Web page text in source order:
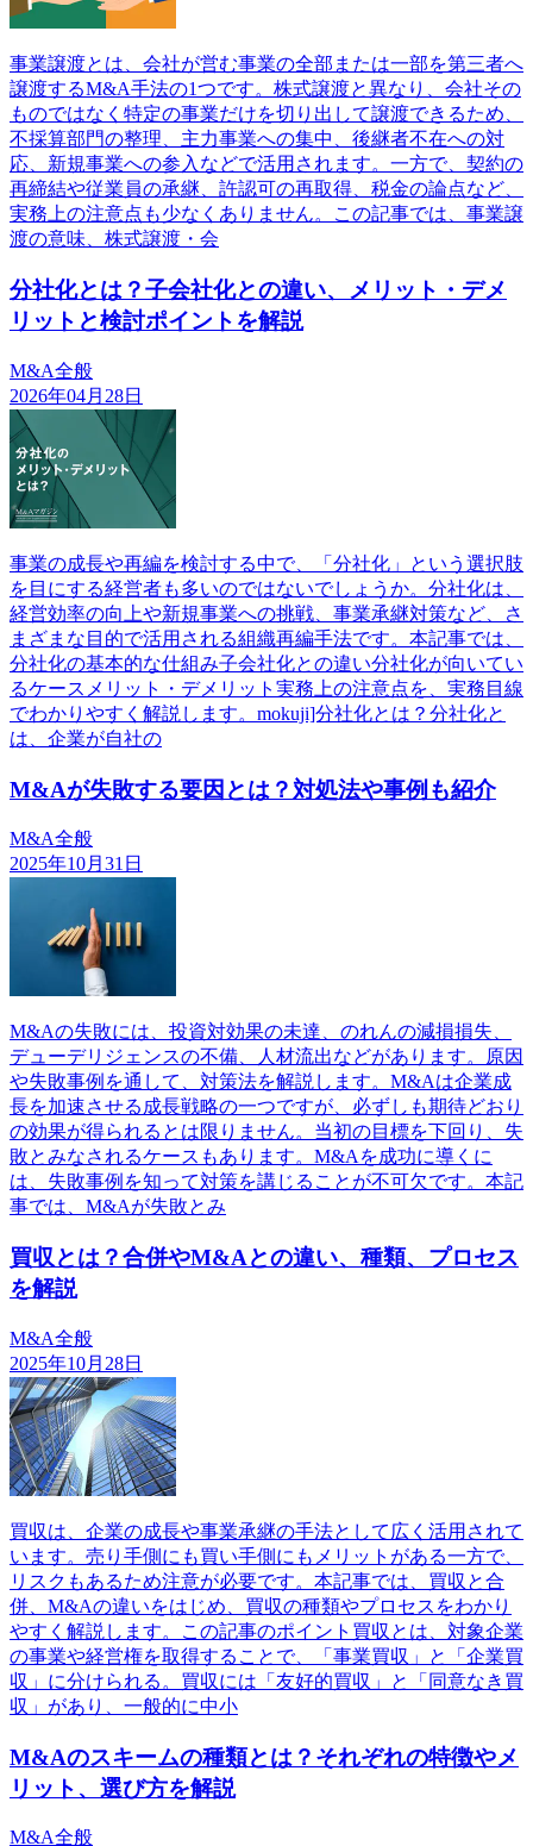
事業譲渡とは、会社が営む事業の全部または一部を第三者へ
譲渡するM&A手法の1つです。株式譲渡と異なり、会社その
ものではなく特定の事業だけを切り出して譲渡できるため、
不採算部門の整理、主力事業への集中、後継者不在への対
応、新規事業への参入などで活用されます。一方で、契約の
再締結や従業員の承継、許認可の再取得、税金の論点など、
実務上の注意点も少なくありません。この記事では、事業譲
渡の意味、株式譲渡・会
分社化とは？子会社化との違い、メリット・デメ
リットと検討ポイントを解説
M&A全般
2026年04月28日
事業の成長や再編を検討する中で、「分社化」という選択肢
を目にする経営者も多いのではないでしょうか。分社化は、
経営効率の向上や新規事業への挑戦、事業承継対策など、さ
まざまな目的で活用される組織再編手法です。本記事では、
分社化の基本的な仕組み子会社化との違い分社化が向いてい
るケースメリット・デメリット実務上の注意点を、実務目線
でわかりやすく解説します。mokuji]分社化とは？分社化と
は、企業が自社の
M&Aが失敗する要因とは？対処法や事例も紹介
M&A全般
2025年10月31日
M&Aの失敗には、投資対効果の未達、のれんの減損損失、
デューデリジェンスの不備、人材流出などがあります。原因
や失敗事例を通して、対策法を解説します。M&Aは企業成
長を加速させる成長戦略の一つですが、必ずしも期待どおり
の効果が得られるとは限りません。当初の目標を下回り、失
敗とみなされるケースもあります。M&Aを成功に導くに
は、失敗事例を知って対策を講じることが不可欠です。本記
事では、M&Aが失敗とみ
買収とは？合併やM&Aとの違い、種類、プロセス
を解説
M&A全般
2025年10月28日
買収は、企業の成長や事業承継の手法として広く活用されて
います。売り手側にも買い手側にもメリットがある一方で、
リスクもあるため注意が必要です。本記事では、買収と合
併、M&Aの違いをはじめ、買収の種類やプロセスをわかり
やすく解説します。この記事のポイント買収とは、対象企業
の事業や経営権を取得することで、「事業買収」と「企業買
収」に分けられる。買収には「友好的買収」と「同意なき買
収」があり、一般的に中小
M&Aのスキームの種類とは？それぞれの特徴やメ
リット、選び方を解説
M&A全般